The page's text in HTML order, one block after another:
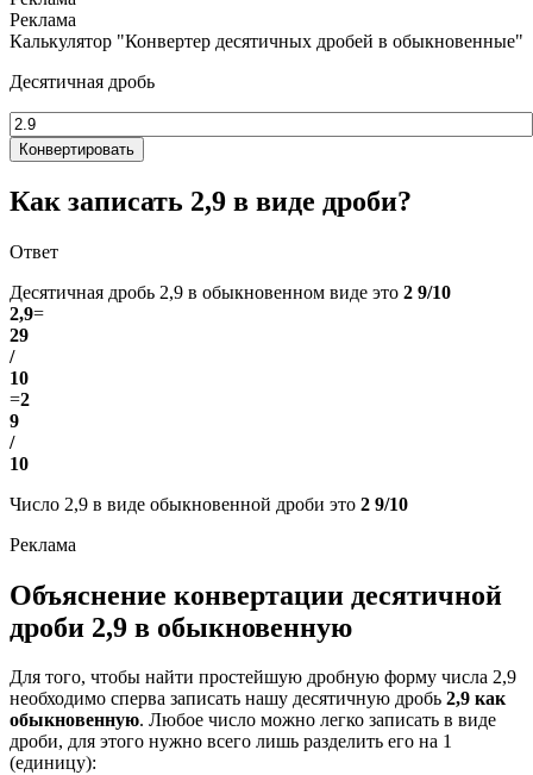
Калькулятор "Конвертер десятичных дробей в обыкновенные"
Десятичная дробь
Конвертировать
Как записать 2,9 в виде дроби?
Ответ
Десятичная дробь 2,9 в обыкновенном виде это 2 9/10
2,9=
29
/
10
=2
9
/
10
Число 2,9 в виде обыкновенной дроби это 2 9/10
Объяснение конвертации десятичной
дроби 2,9 в обыкновенную
Для того, чтобы найти простейшую дробную форму числа 2,9
необходимо сперва записать нашу десятичную дробь 2,9 как
обыкновенную. Любое число можно легко записать в виде
дроби, для этого нужно всего лишь разделить его на 1
(единицу):